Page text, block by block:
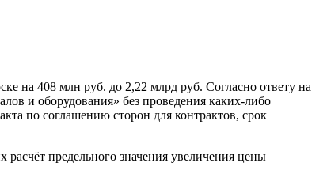
на 408 млн руб. до 2,22 млрд руб. Согласно ответу на
и оборудования» без проведения каких-либо
по соглашению сторон для контрактов, срок
предельного значения увеличения цены